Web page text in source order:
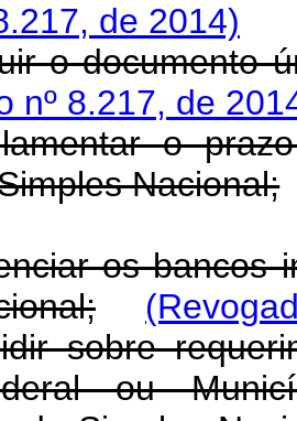
de 2014)
o documento
nº 8.217, de
o
Nacional;
os bancos
sobre
ou